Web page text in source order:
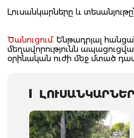
Լուսանկարները և
Ծանուցում. Ենթադրյալ
մեղավորությունն
օրինական ուժի մեջ մտած
ԼՈՒՍԱՆԿԱՐՆԵՐ